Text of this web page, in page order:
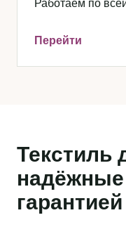
Работаем по
Перейти
Текстиль
надёжные